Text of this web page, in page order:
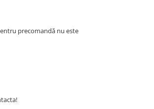
precomandă nu este